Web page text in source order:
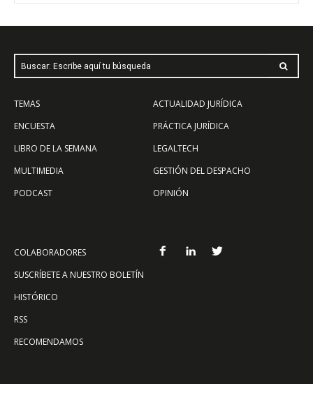
Buscar: Escribe aquí tu búsqueda
TEMAS
ENCUESTA
LIBRO DE LA SEMANA
MULTIMEDIA
PODCAST
ACTUALIDAD JURÍDICA
PRÁCTICA JURÍDICA
LEGALTECH
GESTIÓN DEL DESPACHO
OPINIÓN
COLABORADORES
SUSCRÍBETE A NUESTRO BOLETÍN
HISTÓRICO
RSS
RECOMENDAMOS